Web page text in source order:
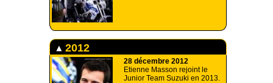
2012
28 décembre 2012
Etienne Masson rejoint le
Junior Team Suzuki en 2013.